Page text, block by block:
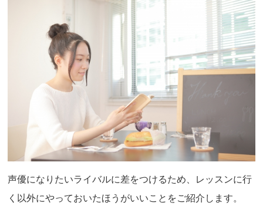
声優になりたいライバルに差をつけるため、レッスンに行
く以外にやっておいたほうがいいことをご紹介します。